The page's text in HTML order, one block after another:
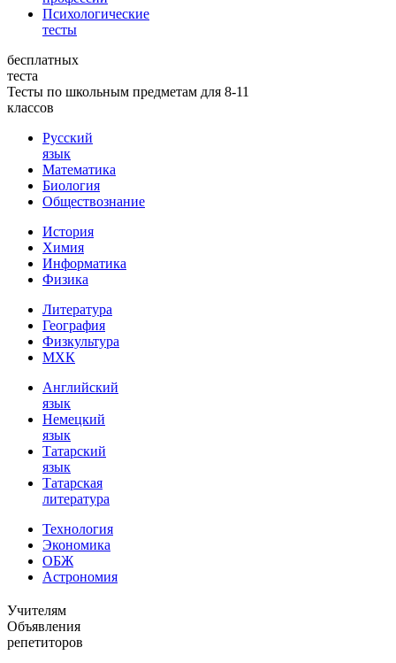
Психологические
тесты
бесплатных
теста
Тесты по школьным предметам для 8-11
классов
Русский
язык
Математика
Биология
Обществознание
История
Химия
Информатика
Физика
Литература
География
Физкультура
МХК
Английский
язык
Немецкий
язык
Татарский
язык
Татарская
литература
Технология
Экономика
ОБЖ
Астрономия
Учителям
Объявления
репетиторов